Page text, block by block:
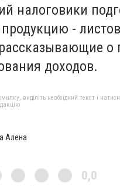
налоговики
-
о
доходов.
виділіть необхідний текст і
Алена
0,0